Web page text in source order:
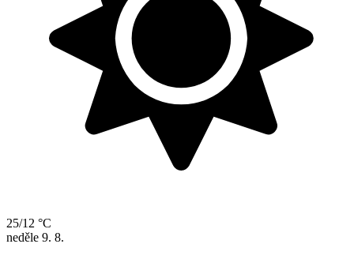
25/12 °C
neděle 9. 8.